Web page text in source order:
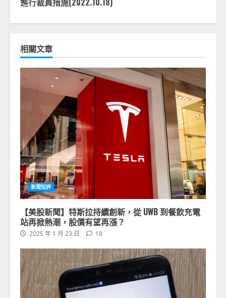
相關文章
新聞短評
【美股新聞】特斯拉持續創新，從 UWB 到餐飲充電
站再掀熱潮，股價有望再漲？
2025 年 1 月 23 日 18